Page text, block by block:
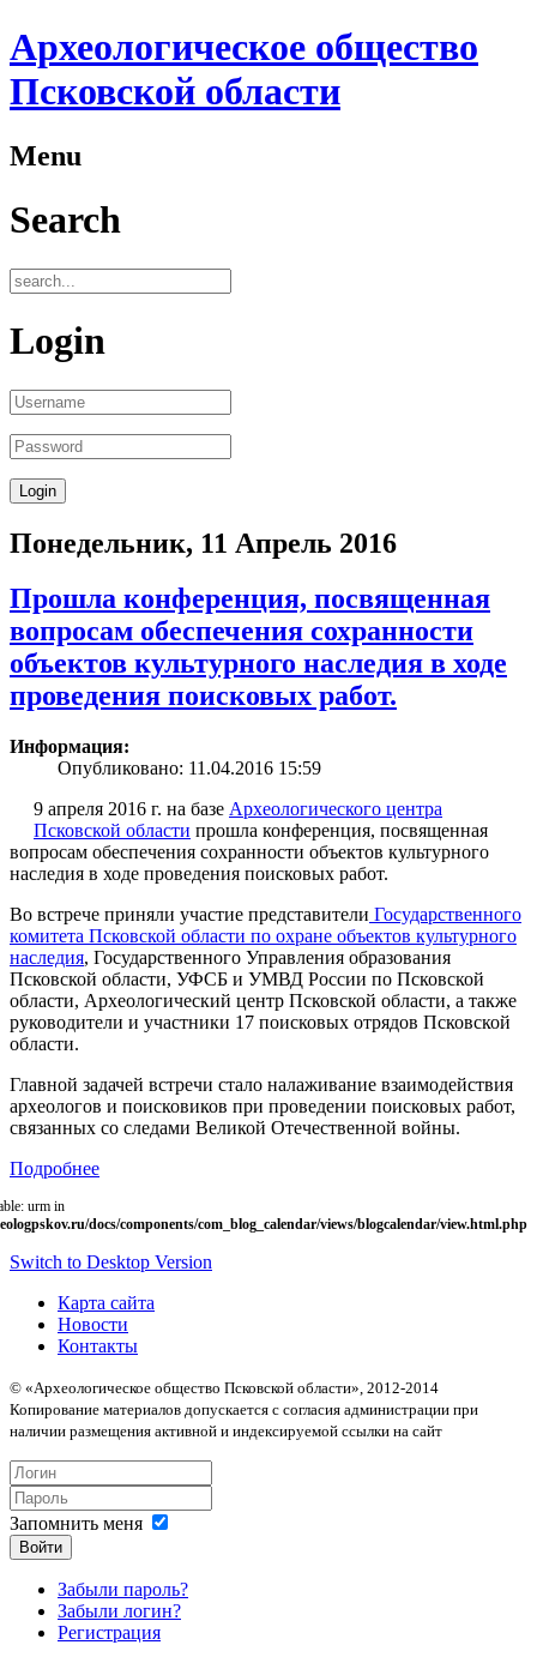
Археологическое общество
Псковской области
Menu
Search
Login
Понедельник, 11 Апрель 2016
Прошла конференция, посвященная
вопросам обеспечения сохранности
объектов культурного наследия в ходе
проведения поисковых работ.
Информация:
Опубликовано: 11.04.2016 15:59
9 апреля 2016 г. на базе Археологического центра
Псковской области прошла конференция, посвященная
вопросам обеспечения сохранности объектов культурного
наследия в ходе проведения поисковых работ.
Во встрече приняли участие представители Государственного
комитета Псковской области по охране объектов культурного
наследия, Государственного Управления образования
Псковской области, УФСБ и УМВД России по Псковской
области, Археологический центр Псковской области, а также
руководители и участники 17 поисковых отрядов Псковской
области.
Главной задачей встречи стало налаживание взаимодействия
археологов и поисковиков при проведении поисковых работ,
связанных со следами Великой Отечественной войны.
Подробнее
urm in
docs/components/com_blog_calendar/views/blogcalendar/view.html.php
Switch to Desktop Version
Карта сайта
Новости
Контакты
© «Археологическое общество Псковской области», 2012-2014
Копирование материалов допускается с согласия администрации при
наличии размещения активной и индексируемой ссылки на сайт
Запомнить меня
Войти
Забыли пароль?
Забыли логин?
Регистрация